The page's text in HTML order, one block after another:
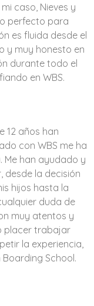
caso, Nieves y
perfecto para
es fluida desde el
y muy honesto en
durante todo el
en WBS.
12 años han
con WBS me ha
Me han ayudado y
la decisión
hijos hasta la
duda de
muy atentos y
placer trabajar
la experiencia,
School.